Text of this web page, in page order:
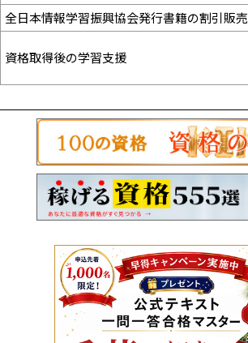
全日本情報学習振興協会発行書籍の割引販売
資格取得後の学習支援